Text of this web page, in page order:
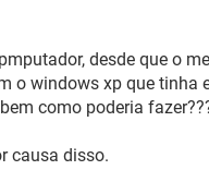
desde que o
o windows xp que tinha
como poderia
causa disso.